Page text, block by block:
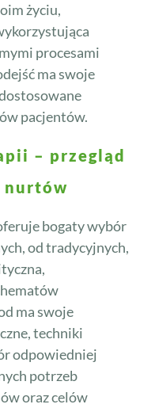
życiu,
procesami
ma swoje
pacjentów.
– przegląd
nurtów
bogaty wybór
od tradycyjnych,
ma swoje
techniki
odpowiedniej
potrzeb
oraz celów